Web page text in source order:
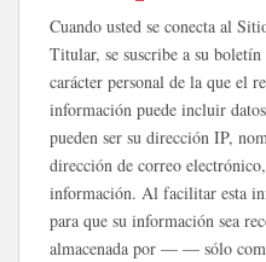
Cuando usted se conecta al
Titular, se suscribe a su
carácter personal de la que el
información puede incluir
pueden ser su dirección IP,
dirección de correo
información. Al facilitar esta
para que su información sea
almacenada por — — sólo